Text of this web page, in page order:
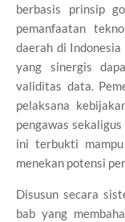
berbasis prinsip
pemanfaatan
daerah di
yang sinergis
validitas data.
pelaksana
pengawas
ini terbukti
menekan potensi
Disusun secara
bab yang